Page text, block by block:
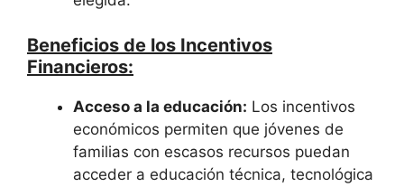
Beneficios de los Incentivos
Financieros:
Acceso a la educación: Los incentivos
económicos permiten que jóvenes de
familias con escasos recursos puedan
acceder a educación técnica, tecnológica